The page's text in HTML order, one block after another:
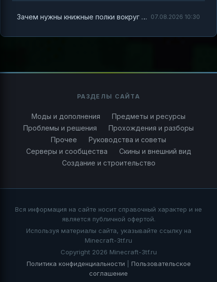
Зачем нужны книжные полки вокруг стола зачарований в Minecraft 07.08.2026 10:30
РАЗДЕЛЫ САЙТА
Моды и дополнения
Предметы и ресурсы
Проблемы и решения
Прохождения и разборы
Прочее
Руководства и советы
Серверы и сообщества
Скины и внешний вид
Создание и строительство
Вся информация на сайте носит справочный характер и не
является публичной офертой.
Используя материалы сайта, указывайте ссылку на
Minecraft-3tf.ru
Copyright 2026 Minecraft-3tf.ru
Политика конфиденциальности
Пользовательское
соглашение